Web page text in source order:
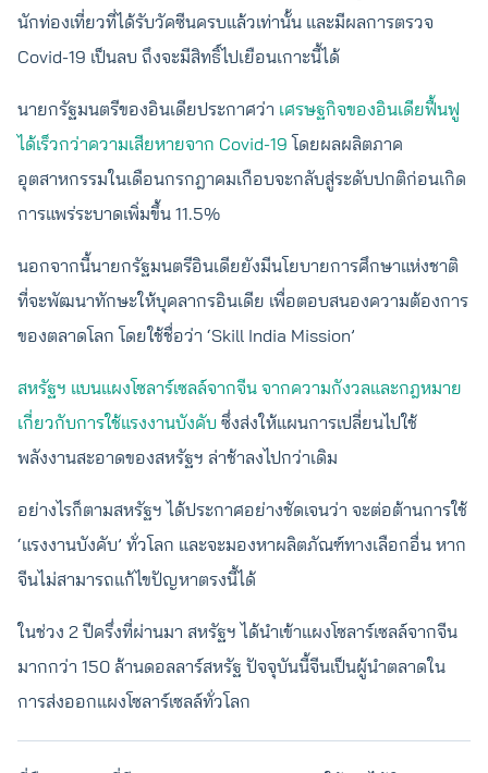
นักท่องเที่ยวที่ได้รับวัคซีนครบแล้วเท่านั้น และมีผลการตรวจ
Covid-19 เป็นลบ ถึงจะมีสิทธิ์ไปเยือนเกาะนี้ได้
นายกรัฐมนตรีของอินเดียประกาศว่า เศรษฐกิจของอินเดียฟื้นฟู
ได้เร็วกว่าความเสียหายจาก Covid-19 โดยผลผลิตภาค
อุตสาหกรรมในเดือนกรกฎาคมเกือบจะกลับสู่ระดับปกติก่อนเกิด
การแพร่ระบาดเพิ่มขึ้น 11.5%
นอกจากนี้นายกรัฐมนตรีอินเดียยังมีนโยบายการศึกษาแห่งชาติ
ที่จะพัฒนาทักษะให้บุคลากรอินเดีย เพื่อตอบสนองความต้องการ
ของตลาดโลก โดยใช้ชื่อว่า ‘Skill India Mission’
สหรัฐฯ แบนแผงโซลาร์เซลล์จากจีน จากความกังวลและกฎหมาย
เกี่ยวกับการใช้แรงงานบังคับ ซึ่งส่งให้แผนการเปลี่ยนไปใช้
พลังงานสะอาดของสหรัฐฯ ล่าช้าลงไปกว่าเดิม
อย่างไรก็ตามสหรัฐฯ ได้ประกาศอย่างชัดเจนว่า จะต่อต้านการใช้
‘แรงงานบังคับ’ ทั่วโลก และจะมองหาผลิตภัณฑ์ทางเลือกอื่น หาก
จีนไม่สามารถแก้ไขปัญหาตรงนี้ได้
ในช่วง 2 ปีครึ่งที่ผ่านมา สหรัฐฯ ได้นำเข้าแผงโซลาร์เซลล์จากจีน
มากกว่า 150 ล้านดอลลาร์สหรัฐ ปัจจุบันนี้จีนเป็นผู้นำตลาดใน
การส่งออกแผงโซลาร์เซลล์ทั่วโลก